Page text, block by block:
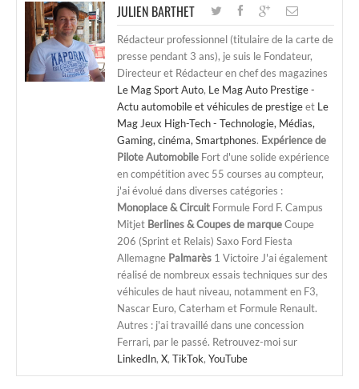
JULIEN BARTHET
Rédacteur professionnel (titulaire de la carte de
presse pendant 3 ans), je suis le Fondateur,
Directeur et Rédacteur en chef des magazines
Le Mag Sport Auto, Le Mag Auto Prestige -
Actu automobile et véhicules de prestigeet Le
Mag Jeux High-Tech - Technologie, Médias,
Gaming, cinéma, Smartphones. Expérience de
Pilote Automobile Fort d'une solide expérience
en compétition avec 55 courses au compteur,
j'ai évolué dans diverses catégories :
Monoplace & Circuit Formule Ford F. Campus
Mitjet Berlines & Coupes de marqueCoupe
206 (Sprint et Relais) Saxo Ford Fiesta
Allemagne Palmarès 1 Victoire J'ai également
réalisé de nombreux essais techniques sur des
véhicules de haut niveau, notamment en F3,
Nascar Euro, Caterham et Formule Renault.
Autres : j'ai travaillé dans une concession
Ferrari, par le passé. Retrouvez-moi sur
LinkedIn, X, TikTok, YouTube